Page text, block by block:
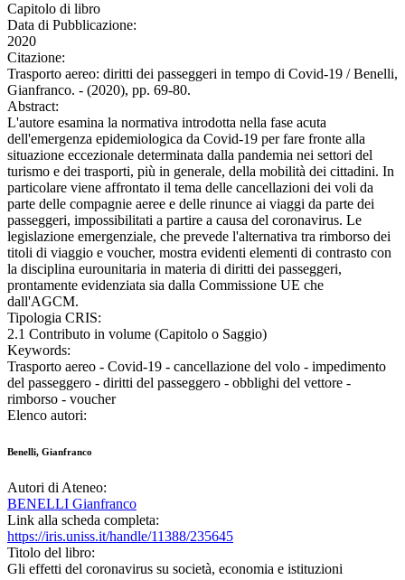
Capitolo di libro
Data di Pubblicazione:
2020
Citazione:
Trasporto aereo: diritti dei passeggeri in tempo di Covid-19 / Benelli,
Gianfranco. - (2020), pp. 69-80.
Abstract:
L'autore esamina la normativa introdotta nella fase acuta
dell'emergenza epidemiologica da Covid-19 per fare fronte alla
situazione eccezionale determinata dalla pandemia nei settori del
turismo e dei trasporti, più in generale, della mobilità dei cittadini. In
particolare viene affrontato il tema delle cancellazioni dei voli da
parte delle compagnie aeree e delle rinunce ai viaggi da parte dei
passeggeri, impossibilitati a partire a causa del coronavirus. Le
legislazione emergenziale, che prevede l'alternativa tra rimborso dei
titoli di viaggio e voucher, mostra evidenti elementi di contrasto con
la disciplina eurounitaria in materia di diritti dei passeggeri,
prontamente evidenziata sia dalla Commissione UE che
dall'AGCM.
Tipologia CRIS:
2.1 Contributo in volume (Capitolo o Saggio)
Keywords:
Trasporto aereo - Covid-19 - cancellazione del volo - impedimento
del passeggero - diritti del passeggero - obblighi del vettore -
rimborso - voucher
Elenco autori:
Benelli, Gianfranco
Autori di Ateneo:
BENELLI Gianfranco
Link alla scheda completa:
https://iris.uniss.it/handle/11388/235645
Titolo del libro:
Gli effetti del coronavirus su società, economia e istituzioni